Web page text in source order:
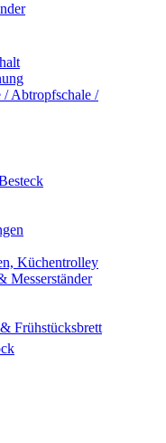
Abtropfschale /
Küchentrolley
Messerständer
Frühstücksbrett